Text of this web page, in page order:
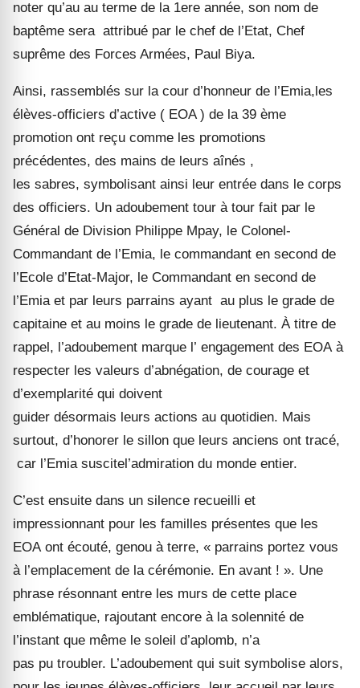
noter qu’au au terme de la 1ere année, son nom de
baptême sera attribué par le chef de l’Etat, Chef
suprême des Forces Armées, Paul Biya.
Ainsi, rassemblés sur la cour d’honneur de l’Emia, les
élèves-officiers d’active ( EOA ) de la 39 ème
promotion ont reçu comme les promotions
précédentes, des mains de leurs aînés ,
les sabres, symbolisant ainsi leur entrée dans le corps
des officiers. Un adoubement tour à tour fait par le
Général de Division Philippe Mpay, le Colonel-
Commandant de l’Emia, le commandant en second de
l’Ecole d’Etat-Major, le Commandant en second de
l’Emia et par leurs parrains ayant au plus le grade de
capitaine et au moins le grade de lieutenant. À titre de
rappel, l’adoubement marque ’ engagement des EOA à
respecter les valeurs d’abnégation, de courage et
d’exemplarité qui doivent
guider désormais leurs actions au quotidien. Mais
surtout, d’honorer le sillon que leurs anciens ont tracé,
car l’Emia suscite l’admiration du monde entier.
C’est ensuite dans un silence recueilli et
impressionnant pour les familles présentes que les
EOA ont écouté, genou à terre, « parrains portez vous
à l’emplacement de la cérémonie. En avant ! ». Une
phrase résonnant entre les murs de cette place
emblématique, rajoutant encore à la solennité de
l’instant que même l e soleil d’aplomb, n’a
pas pu troubler. L’adoubement qui suit symbolise alors,